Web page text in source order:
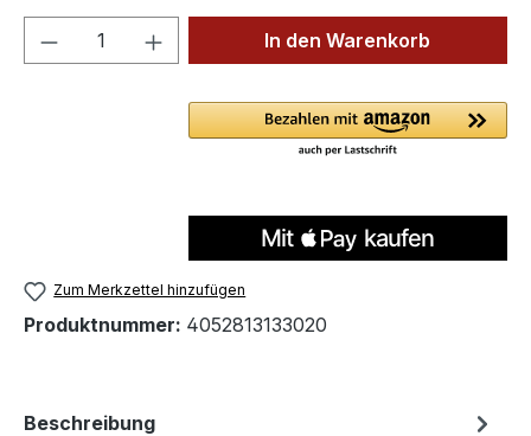
Produkt Anzahl: Gib denIn den Warenkorb
Zum Merkzettel hinzufügen
Produktnummer: 4052813133020
Beschreibung